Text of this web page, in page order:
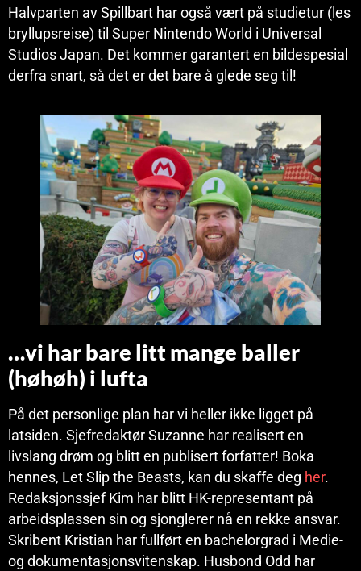
Halvparten av Spillbart har også vært på studietur (les
bryllupsreise) til Super Nintendo World i Universal
Studios Japan. Det kommer garantert en bildespesial
derfra snart, så det er det bare å glede seg til!
…vi har bare litt mange baller
(høhøh) i lufta
På det personlige plan har vi heller ikke ligget på
latsiden. Sjefredaktør Suzanne har realisert en
livslang drøm og blitt en publisert forfatter! Boka
hennes, Let Slip the Beasts, kan du skaffe deg her.
Redaksjonssjef Kim har blitt HK-representant på
arbeidsplassen sin og sjonglerer nå en rekke ansvar.
Skribent Kristian har fullført en bachelorgrad i Medie-
og dokumentasjonsvitenskap. Husbond Odd har